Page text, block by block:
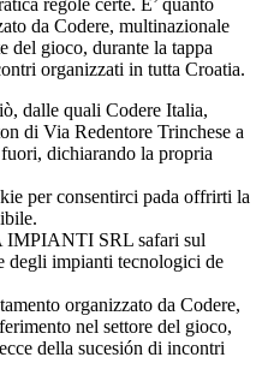
da Codere, multinazionale
del gioco, durante la tappa
organizzati in tutta Croatia.
dalle quali Codere Italia,
di Via Redentore Trinchese a
dichiarando la propria
per consentirci pada offrirti la
SRL safari sul
degli impianti tecnologici de
organizzato da Codere,
nel settore del gioco,
della sucesión di incontri